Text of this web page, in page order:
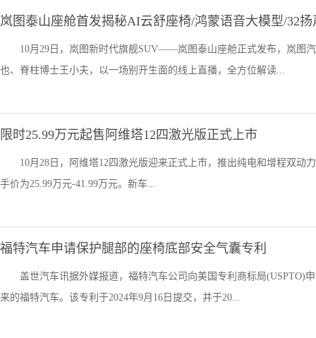
岚图泰山座舱首发揭秘AI云舒座椅/鸿蒙语音大模型/32
10月29日，岚图新时代旗舰SUV——岚图泰山座舱正式发布，岚图
也、脊柱博士王小夫，以一场别开生面的线上直播，全方位解读...
限时25.99万元起售阿维塔12四激光版正式上市
10月28日，阿维塔12四激光版迎来正式上市，推出纯电和增程双动
手价为25.99万元-41.99万元。新车...
福特汽车申请保护腿部的座椅底部安全气囊专利
盖世汽车讯据外媒报道，福特汽车公司向美国专利商标局(USPTO)
来的福特汽车。该专利于2024年9月16日提交，并于20...